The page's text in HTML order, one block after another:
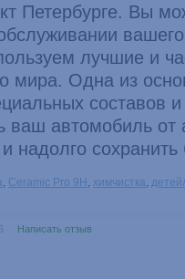
Петербурге. Вы
лучшие и
мира. Одна из
составов и
ваш автомобиль от
надолго сохранить
, Ceramic Pro 9H , химчистка,
Написать отзыв